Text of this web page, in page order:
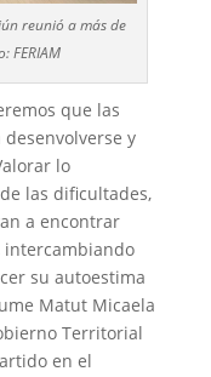
reunió a más de
FERIAM
que las
y
lo
las dificultades,
a encontrar
intercambiando
su autoestima
Matut Micaela
Territorial
en el